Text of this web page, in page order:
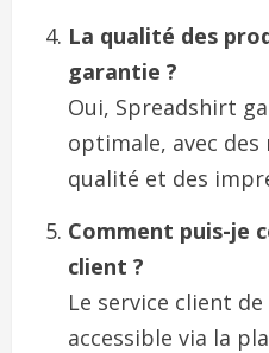
La qualité des
garantie ?
Oui, Spreadshirt
optimale, avec
qualité et des
Comment puis-je
client ?
Le service client
accessible via la